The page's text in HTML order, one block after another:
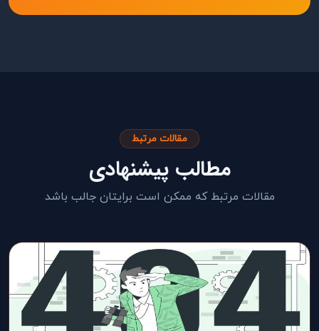
مقالات مرتبط
مطالب پیشنهادی
مقالات مرتبط که ممکن است برایتان جالب باشد